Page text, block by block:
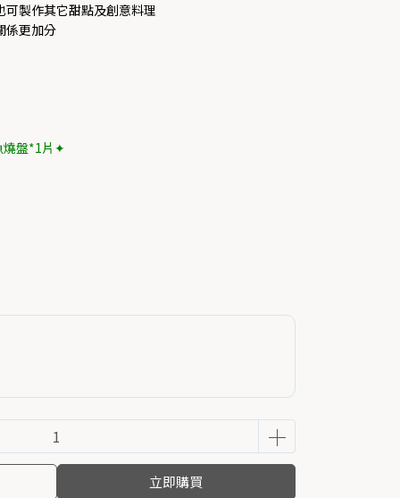
製作其它甜點及創意料理
係更加分
燒盤*1片✦
立即購買